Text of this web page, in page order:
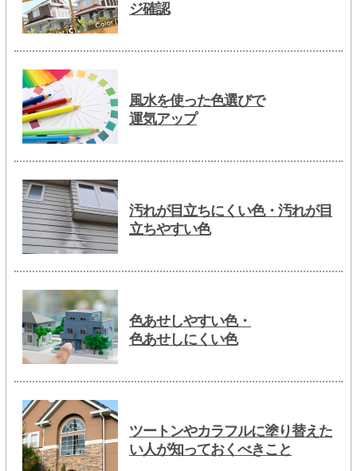
ジ確認
風水を使った色選びで
運気アップ
汚れが目立ちにくい色・汚れが目
立ちやすい色
色あせしやすい色・
色あせしにくい色
ツートンやカラフルに塗り替えた
い人が知っておくべきこと